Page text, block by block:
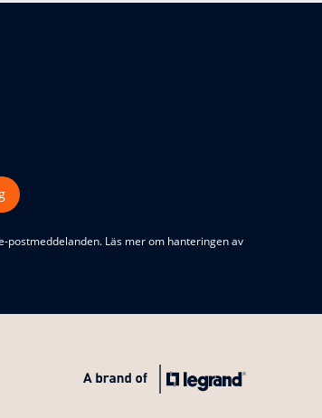
postmeddelanden. Läs mer om hanteringen av